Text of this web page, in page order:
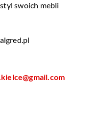
swoich mebli